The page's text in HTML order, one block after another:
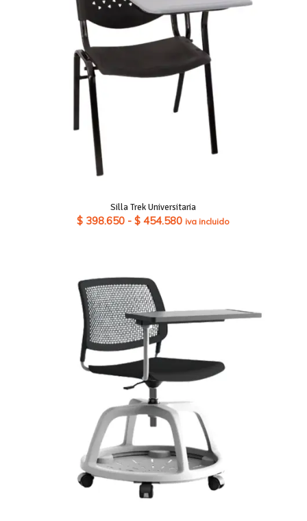
Silla Trek Universitaria
$ 398.650 - $ 454.580Rango
$ 454.580
iva incluido